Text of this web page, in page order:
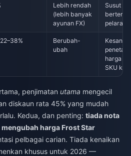
Lebih rendah
(lebih banyak
ayunan FX)
Susut
Berubah-
ubah
Kesan
harga
SKU
penjimatan utama mengecil
diskaun rata 45% yang mudah
Kedua, dan penting: tiada nota
harga Frost Star
pelbagai carian. Tiada kenaikan
khusus untuk 2026 —